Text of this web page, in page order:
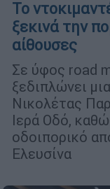
Το
ξεκινά την
αίθουσες
Σε ύφος road
ξεδιπλώνει
Νικολέτας
Ιερά Οδό,
οδοιπορικό
Ελευσίνα